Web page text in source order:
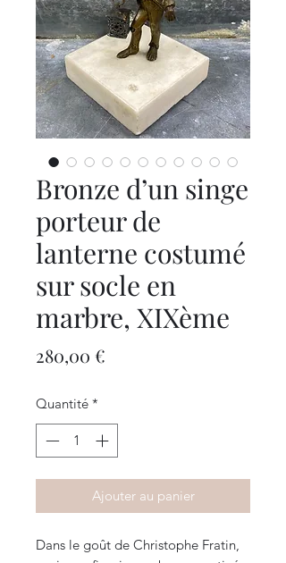
Bronze d’un singe
porteur de
lanterne costumé
sur socle en
marbre, XIXème
280,00 €
Quantité *
Ajouter au panier
Dans le goût de Christophe Fratin,